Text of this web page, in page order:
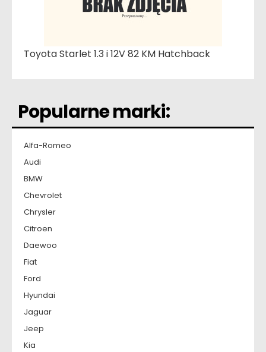
Toyota Starlet 1.3 i 12V 82 KM Hatchback
Popularne marki:
Alfa-Romeo
Audi
BMW
Chevrolet
Chrysler
Citroen
Daewoo
Fiat
Ford
Hyundai
Jaguar
Jeep
Kia